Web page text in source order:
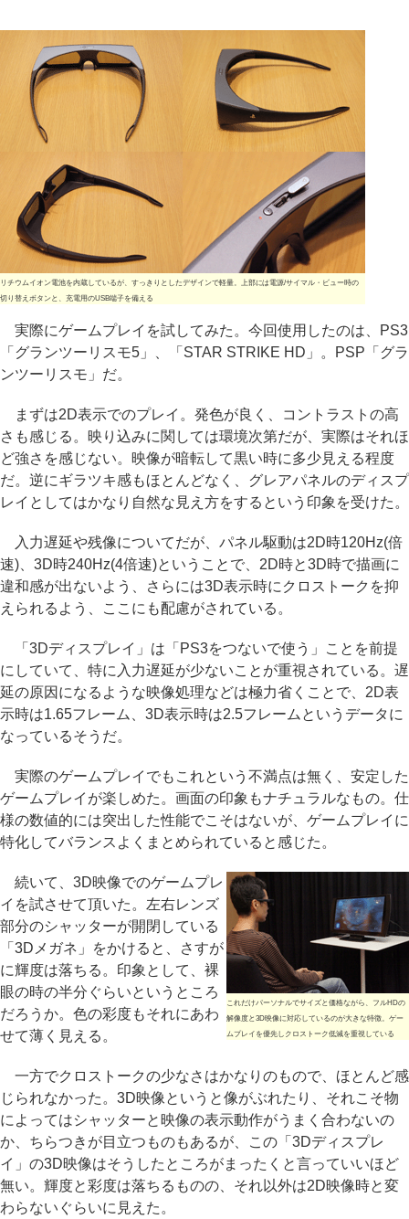
リチウムイオン電池を内蔵しているが、すっきりとしたデザインで軽量。上部には電源/サイマル・ビュー時の
切り替えボタンと、充電用のUSB端子を備える
実際にゲームプレイを試してみた。今回使用したのは、PS3
「グランツーリスモ5」、「STAR STRIKE HD」。PSP「グラ
ンツーリスモ」だ。
まずは2D表示でのプレイ。発色が良く、コントラストの高
さも感じる。映り込みに関しては環境次第だが、実際はそれほ
ど強さを感じない。映像が暗転して黒い時に多少見える程度
だ。逆にギラツキ感もほとんどなく、グレアパネルのディスプ
レイとしてはかなり自然な見え方をするという印象を受けた。
入力遅延や残像についてだが、パネル駆動は2D時120Hz(倍
速)、3D時240Hz(4倍速)ということで、2D時と3D時で描画に
違和感が出ないよう、さらには3D表示時にクロストークを抑
えられるよう、ここにも配慮がされている。
「3Dディスプレイ」は「PS3をつないで使う」ことを前提
にしていて、特に入力遅延が少ないことが重視されている。遅
延の原因になるような映像処理などは極力省くことで、2D表
示時は1.65フレーム、3D表示時は2.5フレームというデータに
なっているそうだ。
実際のゲームプレイでもこれという不満点は無く、安定した
ゲームプレイが楽しめた。画面の印象もナチュラルなもの。仕
様の数値的には突出した性能でこそはないが、ゲームプレイに
特化してバランスよくまとめられていると感じた。
これだけパーソナルでサイズと価格ながら、フルHDの
解像度と3D映像に対応しているのが大きな特徴。ゲー
ムプレイを優先しクロストーク低減を重視している
続いて、3D映像でのゲームプレ
イを試させて頂いた。左右レンズ
部分のシャッターが開閉している
「3Dメガネ」をかけると、さすが
に輝度は落ちる。印象として、裸
眼の時の半分ぐらいというところ
だろうか。色の彩度もそれにあわ
せて薄く見える。
一方でクロストークの少なさはかなりのもので、ほとんど感
じられなかった。3D映像というと像がぶれたり、それこそ物
によってはシャッターと映像の表示動作がうまく合わないの
か、ちらつきが目立つものもあるが、この「3Dディスプレ
イ」の3D映像はそうしたところがまったくと言っていいほど
無い。輝度と彩度は落ちるものの、それ以外は2D映像時と変
わらないぐらいに見えた。